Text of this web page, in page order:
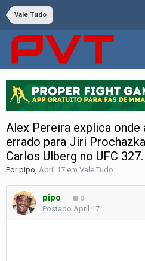
Vale Tudo
Alex Pereira explica onde
errado para Jiri
Carlos Ulberg no UFC 327.
Porpipo April 17 em Vale Tudo
pipo 0
Postado April 17